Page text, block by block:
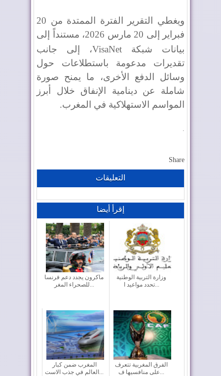
ويغطي التقرير الفترة الممتدة من 20
فبراير إلى 20 مارس 2026، مستنداً إلى
بيانات شبكة VisaNet، إلى جانب
تقديرات مدعومة باستطلاعات حول
وسائل الدفع الأخرى، ما يمنح صورة
شاملة عن دينامية الإنفاق خلال أبرز
المواسم الاستهلاكية في المغرب.
Share
التعليقات
إقرأ أيضا
ماكرون يجدد دعم فرنسا
وزارة التربية الوطنية
تحدد مواعيد ا...
المغرب ضمن كبار
الفرق المغربية تتعرف